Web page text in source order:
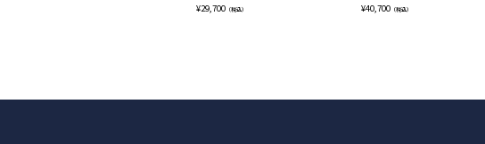
¥29,700（税込） ¥40,700（税込）